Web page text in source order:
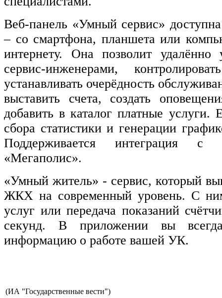
Веб-панель «Умный сервис»
– со смартфона, планшета или
интернету. Она позволит удалённо
сервис-инженерами,
устанавливать очерёдность
выставить счета, создать
добавить в каталог платные услуги.
сбора статистики и генерации
Поддерживается интеграция
«Мегаполис».
«Умный житель» - сервис, который
ЖКХ на современный уровень. С
услуг или передача показаний
секунд. В приложении вы
информацию о работе вашей УК.
(ИА "Государственные вести")